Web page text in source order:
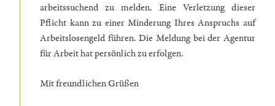
arbeitssuchend zu melden. Eine Verletzung dieser
Pflicht kann zu einer Minderung Ihres Anspruchs auf
Arbeitslosengeld führen. Die Meldung bei der Agentur
für Arbeit hat persönlich zu erfolgen.
Mit freundlichen Grüßen